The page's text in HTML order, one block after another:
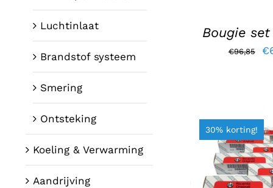
Bougie set
€96,85 €
30% korting!
Luchtinlaat
Brandstof systeem
Smering
Ontsteking
Koeling & Verwarming
Aandrijving